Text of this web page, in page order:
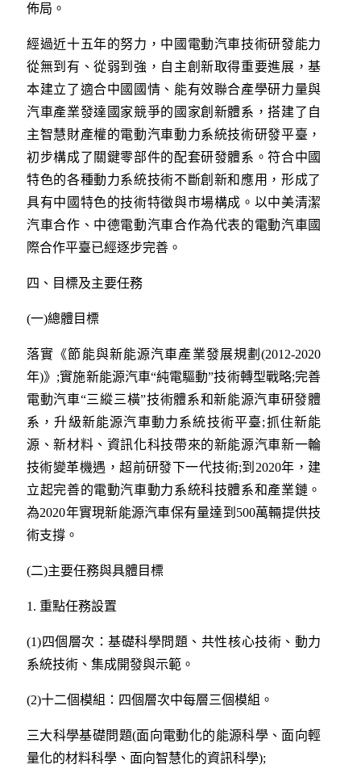
佈局。
經過近十五年的努力，中國電動汽車技術研發能力
從無到有、從弱到強，自主創新取得重要進展，基
本建立了適合中國國情、能有效聯合產學研力量與
汽車產業發達國家競爭的國家創新體系，搭建了自
主智慧財產權的電動汽車動力系統技術研發平臺，
初步構成了關鍵零部件的配套研發體系。符合中國
特色的各種動力系統技術不斷創新和應用，形成了
具有中國特色的技術特徵與市場構成。以中美清潔
汽車合作、中德電動汽車合作為代表的電動汽車國
際合作平臺已經逐步完善。
四、目標及主要任務
(一)總體目標
落實《節能與新能源汽車產業發展規劃(2012-2020
年)》;實施新能源汽車“純電驅動”技術轉型戰略;完善
電動汽車“三縱三橫”技術體系和新能源汽車研發體
系，升級新能源汽車動力系統技術平臺;抓住新能
源、新材料、資訊化科技帶來的新能源汽車新一輪
技術變革機遇，超前研發下一代技術;到2020年，建
立起完善的電動汽車動力系統科技體系和產業鏈。
為2020年實現新能源汽車保有量達到500萬輛提供技
術支撐。
(二)主要任務與具體目標
1. 重點任務設置
(1)四個層次：基礎科學問題、共性核心技術、動力
系統技術、集成開發與示範。
(2)十二個模組：四個層次中每層三個模組。
三大科學基礎問題(面向電動化的能源科學、面向輕
量化的材料科學、面向智慧化的資訊科學);